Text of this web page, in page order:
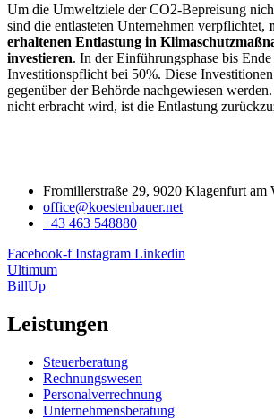
Um die Umweltziele der CO2-Bepreisung
sind die entlasteten Unternehmen verpflichtet,
erhaltenen Entlastung in
investieren. In der Einführungsphase bis
Investitionspflicht bei 50%. Diese
gegenüber der Behörde nachgewiesen
nicht erbracht wird, ist die Entlastung
Fromillerstraße 29, 9020 Klagenfurt am
office@koestenbauer.net
+43 463 548880
Facebook-f Instagram Linkedin
Ultimum
BillUp
Leistungen
Steuerberatung
Rechnungswesen
Personalverrechnung
Unternehmensberatung